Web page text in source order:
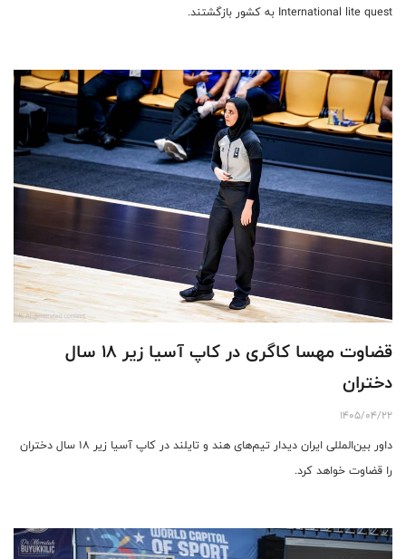
International lite quest به کشور بازگشتند.
قضاوت مهسا کاگری در کاپ آسیا زیر ۱۸ سال
دختران
1405/04/22
داور بین‌المللی ایران دیدار تیم‌های هند و تایلند در کاپ آسیا زیر ۱۸ سال دختران
را قضاوت خواهد کرد‌.